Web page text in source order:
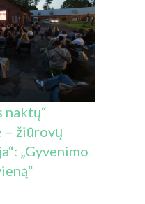
naktų“
– žiūrovų
„Gyvenimo